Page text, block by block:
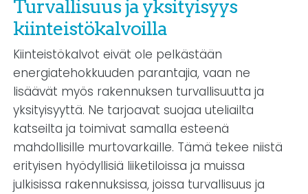
Turvallisuus ja yksityisyys
kiinteistökalvoilla
Kiinteistökalvot eivät ole pelkästään
energiatehokkuuden parantajia, vaan ne
lisäävät myös rakennuksen turvallisuutta ja
yksityisyyttä. Ne tarjoavat suojaa uteliailta
katseilta ja toimivat samalla esteenä
mahdollisille murtovarkaille. Tämä tekee niistä
erityisen hyödyllisiä liiketiloissa ja muissa
julkisissa rakennuksissa, joissa turvallisuus ja